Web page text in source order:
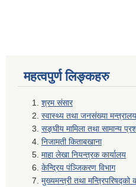
महत्वपुर्ण लिङ्कहरु
श्रम संसार
स्वास्थ्य तथा जनसंख्या मन्त्रालय
सङ्घीय मामिला तथा सामान्य
निजामती किताबखाना
माहा लेखा नियन्त्रक कार्यालय
केन्द्रिय पंञ्जिकरण विभाग
मुख्यमन्त्री तथा मन्त्रिपरिषद्को